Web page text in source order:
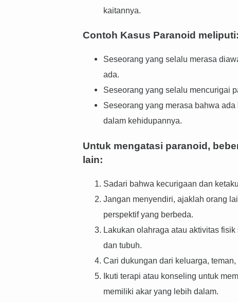
kaitannya.
Contoh Kasus Paranoid meliputi:
Seseorang yang selalu merasa
ada.
Seseorang yang selalu mencurigai
Seseorang yang merasa bahwa
dalam kehidupannya.
Untuk mengatasi paranoid,
lain:
Sadari bahwa kecurigaan dan
Jangan menyendiri, ajaklah orang
perspektif yang berbeda.
Lakukan olahraga atau aktivitas
dan tubuh.
Cari dukungan dari keluarga,
Ikuti terapi atau konseling untuk
memiliki akar yang lebih dalam.